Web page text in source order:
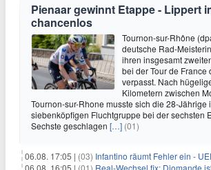
Pienaar gewinnt Etappe - Lippert
chancenlos
Tournon-sur-Rhône
deutsche Rad-
ihren insgesamt
bei der Tour de France
verpasst. Nach
Kilometern zwischen
Tournon-sur-Rhone musste sich die 28-Jährige
siebenköpfigen Fluchtgruppe bei der sechsten
Sechste geschlagen […] (01)
06.08. 17:05 | (03) Infantino räumt Fehler ein - UEFA:
06.08. 16:05 | (01) Real-Wechsel fix: Diomande ist